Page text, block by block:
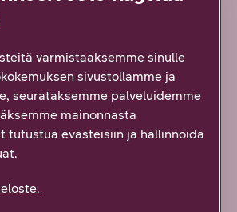
tekoälyn edelläkävijä? AI
eväät globaaliin kasvuun
Yrityksille
kuningas tai
Vinkit tekoälyn tehokkaaseen
Yrityksille
varmistaaksemme sinulle
sivustollamme ja
seurataksemme palveluidemme
mainonnasta
tutustua evästeisiin ja hallinnoida